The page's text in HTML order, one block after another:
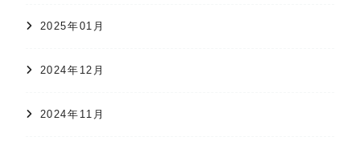
2025年01月
2024年12月
2024年11月